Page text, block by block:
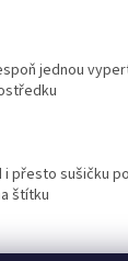
jednou
přesto sušičku
štítku